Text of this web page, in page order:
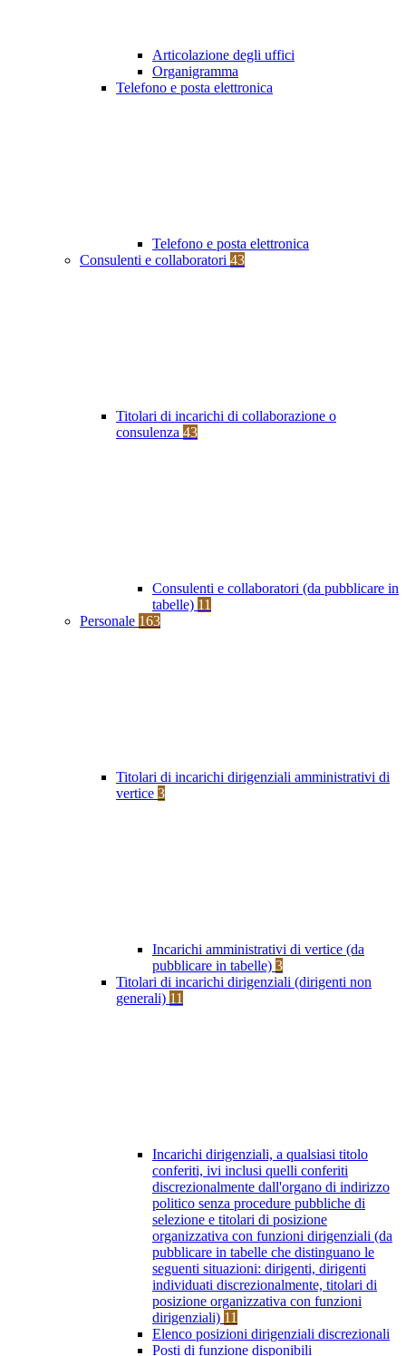
Articolazione degli uffici
Organigramma
Telefono e posta elettronica
Telefono e posta elettronica
Consulenti e collaboratori 43
Titolari di incarichi di collaborazione o
consulenza 43
Consulenti e collaboratori (da pubblicare in
tabelle) 11
Personale 163
Titolari di incarichi dirigenziali amministrativi di
vertice 3
Incarichi amministrativi di vertice (da
pubblicare in tabelle) 3
Titolari di incarichi dirigenziali (dirigenti non
generali) 11
Incarichi dirigenziali, a qualsiasi titolo
conferiti, ivi inclusi quelli conferiti
discrezionalmente dall'organo di indirizzo
politico senza procedure pubbliche di
selezione e titolari di posizione
organizzativa con funzioni dirigenziali (da
pubblicare in tabelle che distinguano le
seguenti situazioni: dirigenti, dirigenti
individuati discrezionalmente, titolari di
posizione organizzativa con funzioni
dirigenziali) 11
Elenco posizioni dirigenziali discrezionali
Posti di funzione disponibili